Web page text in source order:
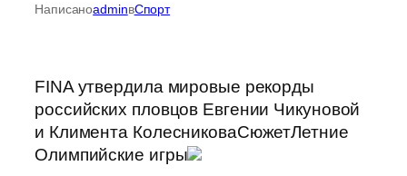
НаписаноadminвСпорт
FINA утвердила мировые рекорды
российских пловцов Евгении Чикуновой
и Климента КолесниковаСюжетЛетние
Олимпийские игры